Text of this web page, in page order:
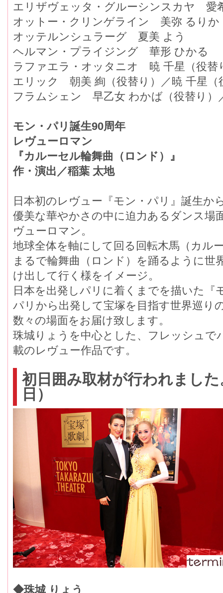
エリザヴェッタ・グルーシンスカヤ 愛
オットー・クリンゲライン 美弥 るりか
オッテルンシュラーグ 夏美 よう
ヘルマン・プライジング 華形 ひかる
ラファエラ・オッタニオ 暁 千星（役替
エリック 朝美 絢（役替り）／暁 千星（
フラムシェン 早乙女 わかば（役替り）
モン・パリ誕生90周年
レヴューロマン
『カルーセル輪舞曲（ロンド）』
作・演出／稲葉 太地
日本初のレヴュー『モン・パリ』誕生か
優美な華やかさの中に迫力あるダンス場
ヴューロマン。
地球全体を軸にして回る回転木馬（カル
まるで輪舞曲（ロンド）を踊るように世
け出して行く様をイメージ。
日本を出発しパリに着くまでを描いた『
パリから出発して宝塚を目指す世界巡り
数々の場面をお届け致します。
珠城りょうを中心とした、フレッシュで
載のレヴュー作品です。
初日囲み取材が行われまし
日）
◆珠城 りょう